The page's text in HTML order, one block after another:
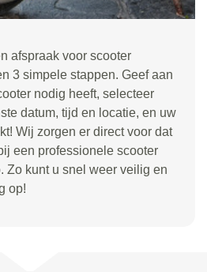
afspraak voor scooter
3 simpele stappen. Geef aan
nodig heeft, selecteer
datum, tijd en locatie, en uw
Wij zorgen er direct voor dat
een professionele scooter
Zo kunt u snel weer veilig en
op!